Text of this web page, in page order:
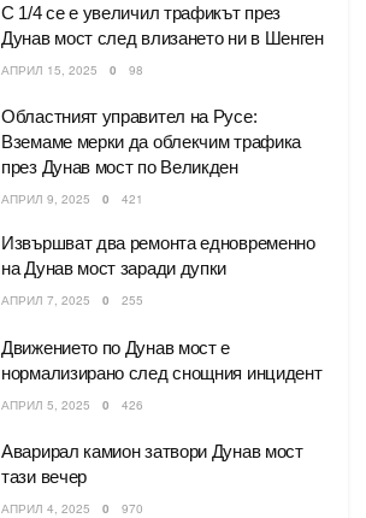
С 1/4 се е увеличил трафикът през
Дунав мост след влизането ни в Шенген
АПРИЛ 15, 2025 0 98
Областният управител на Русе:
Вземаме мерки да облекчим трафика
през Дунав мост по Великден
АПРИЛ 9, 2025 0 421
Извършват два ремонта едновременно
на Дунав мост заради дупки
АПРИЛ 7, 2025 0 255
Движението по Дунав мост е
нормализирано след снощния инцидент
АПРИЛ 5, 2025 0 426
Аварирал камион затвори Дунав мост
тази вечер
АПРИЛ 4, 2025 0 970